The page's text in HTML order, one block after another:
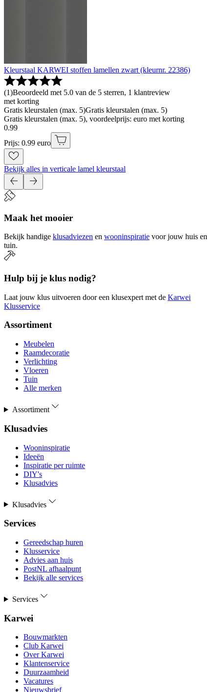
Kleurstaal KARWEI stoffen lamellen zwart (kleurnr. 22386)
(1)Beoordeeld met 5.0 van de 5 sterren, 1 klantreview
met korting
Gratis kleurstalen (max. 5)Gratis kleurstalen (max. 5)
Gratis kleurstalen (max. 5), voordeelprijs: euro met korting
0.99
Prijs: 0.99 euro
Bekijk alles in verticale lamel kleurstaal
Maak het mooier
Bekijk handige klusadviezen en wooninspiratie voor jouw huis en
tuin.
Hulp bij je klus nodig?
Laat jouw klus uitvoeren door een klusexpert met de Karwei
Klusservice
Assortiment
Meubelen
Raamdecoratie
Verlichting
Vloeren
Tuin
Alle merken
Assortiment
Klusadvies
Wooninspiratie
Ideeën
Inspiratie per ruimte
DIY's
Klusadvies
Klusadvies
Services
Gereedschap huren
Klusservice
Advies aan huis
PostNL afhaalpunt
Bekijk alle services
Services
Karwei
Bouwmarkten
Club Karwei
Over Karwei
Klantenservice
Duurzaamheid
Vacatures
Nieuwsbrief